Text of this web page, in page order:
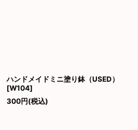
ハンドメイドミニ塗り鉢（USED）
[W104]
300円(税込)